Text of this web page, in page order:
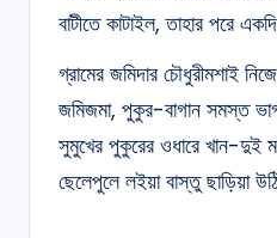
বাটীতে কাটাইল, তাহার পরে
গ্রামের জমিদার চৌধুরীমশাই
জমিজমা, পুকুর-বাগান সমস্ত
সুমুখের পুকুরের ওধারে খান-দুই
ছেলেপুলে লইয়া বাস্তু ছাড়িয়া